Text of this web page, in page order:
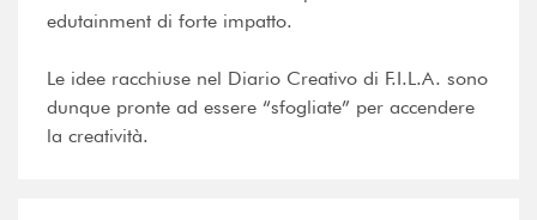
edutainment di forte impatto.
Le idee racchiuse nel Diario Creativo di F.I.L.A. sono
dunque pronte ad essere “sfogliate” per accendere
la creatività.